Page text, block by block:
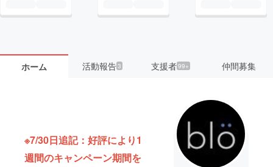
ホーム 活動報告3 支援者99+ 仲間募集
※7/30日追記：好評により1
週間のキャンペーン期間を